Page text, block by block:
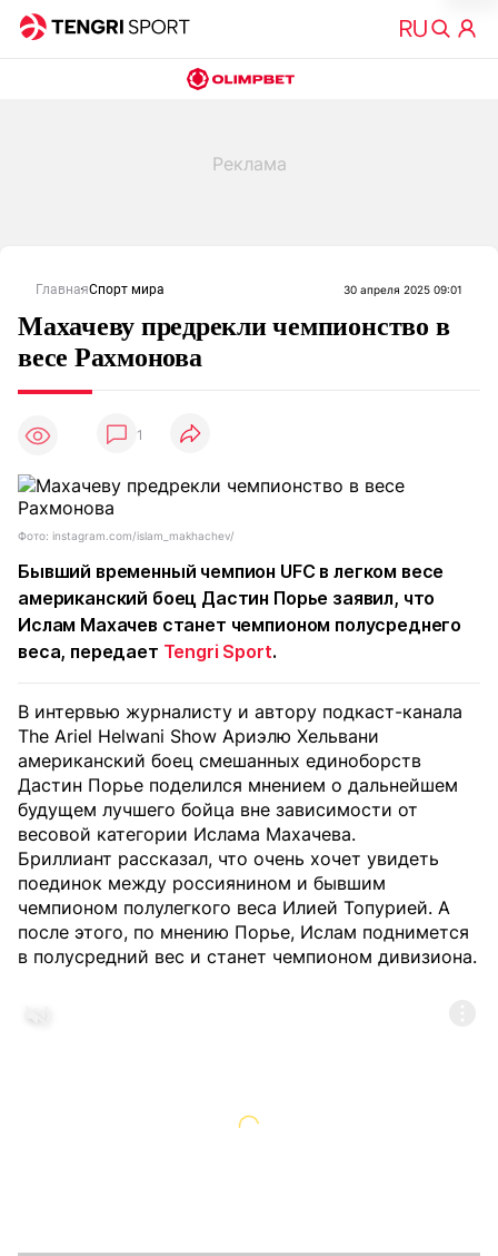
ГлавнаяСпорт мира 30 апреля 2025 09:01
Махачеву предрекли чемпионство в
весе Рахмонова
1
Фото: instagram.com/islam_makhachev/
Бывший временный чемпион UFC в легком весе
американский боец Дастин Порье заявил, что
Ислам Махачев станет чемпионом полусреднего
веса, передает Tengri Sport.
В интервью журналисту и автору подкаст-канала
The Ariel Helwani Show Ариэлю Хельвани
американский боец смешанных единоборств
Дастин Порье поделился мнением о дальнейшем
будущем лучшего бойца вне зависимости от
весовой категории Ислама Махачева.
Бриллиант рассказал, что очень хочет увидеть
поединок между россиянином и бывшим
чемпионом полулегкого веса Илией Топурией. А
после этого, по мнению Порье, Ислам поднимется
в полусредний вес и станет чемпионом дивизиона.